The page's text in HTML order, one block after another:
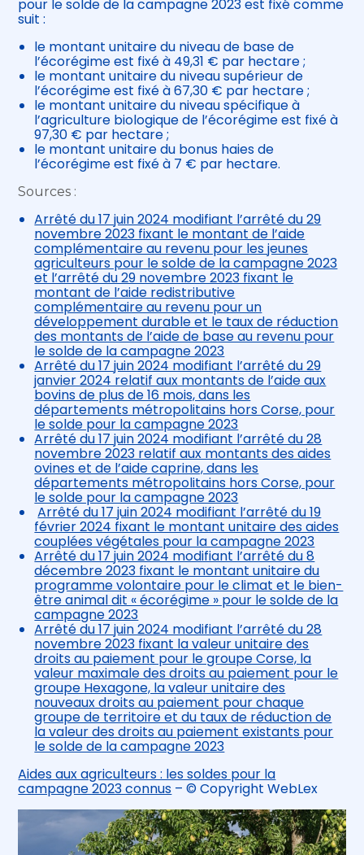
pour le solde de la campagne 2023 est fixé comme
suit :
le montant unitaire du niveau de base de
l’écorégime est fixé à 49,31 € par hectare ;
le montant unitaire du niveau supérieur de
l’écorégime est fixé à 67,30 € par hectare ;
le montant unitaire du niveau spécifique à
l’agriculture biologique de l’écorégime est fixé à
97,30 € par hectare ;
le montant unitaire du bonus haies de
l’écorégime est fixé à 7 € par hectare.
Sources :
Arrêté du 17 juin 2024 modifiant l’arrêté du 29
novembre 2023 fixant le montant de l’aide
complémentaire au revenu pour les jeunes
agriculteurs pour le solde de la campagne 2023
et l’arrêté du 29 novembre 2023 fixant le
montant de l’aide redistributive
complémentaire au revenu pour un
développement durable et le taux de réduction
des montants de l’aide de base au revenu pour
le solde de la campagne 2023
Arrêté du 17 juin 2024 modifiant l’arrêté du 29
janvier 2024 relatif aux montants de l’aide aux
bovins de plus de 16 mois, dans les
départements métropolitains hors Corse, pour
le solde pour la campagne 2023
Arrêté du 17 juin 2024 modifiant l’arrêté du 28
novembre 2023 relatif aux montants des aides
ovines et de l’aide caprine, dans les
départements métropolitains hors Corse, pour
le solde pour la campagne 2023
Arrêté du 17 juin 2024 modifiant l’arrêté du 19
février 2024 fixant le montant unitaire des aides
couplées végétales pour la campagne 2023
Arrêté du 17 juin 2024 modifiant l’arrêté du 8
décembre 2023 fixant le montant unitaire du
programme volontaire pour le climat et le bien-
être animal dit « écorégime » pour le solde de la
campagne 2023
Arrêté du 17 juin 2024 modifiant l’arrêté du 28
novembre 2023 fixant la valeur unitaire des
droits au paiement pour le groupe Corse, la
valeur maximale des droits au paiement pour le
groupe Hexagone, la valeur unitaire des
nouveaux droits au paiement pour chaque
groupe de territoire et du taux de réduction de
la valeur des droits au paiement existants pour
le solde de la campagne 2023
Aides aux agriculteurs : les soldes pour la
campagne 2023 connus – © Copyright WebLex